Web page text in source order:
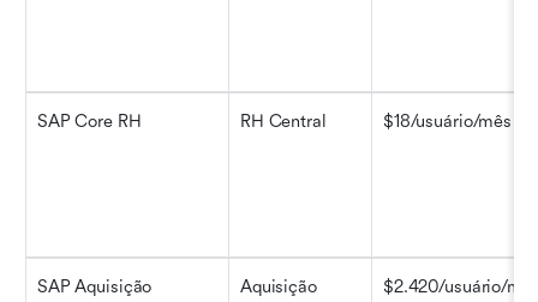
SAP Core RH RH Central $18/usuário/mês
SAP Aquisição
Aquisição
$2.420/usuário/